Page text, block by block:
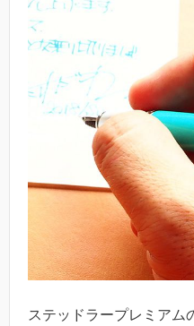
ステッドラープレミアム